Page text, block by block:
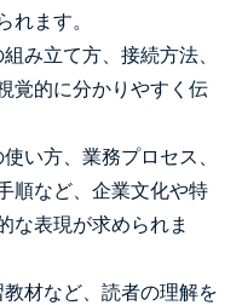
れます。
み立て方、接続方法、
覚的に分かりやすく伝
い方、業務プロセス、
順など、企業文化や特
な表現が求められま
材など、読者の理解を